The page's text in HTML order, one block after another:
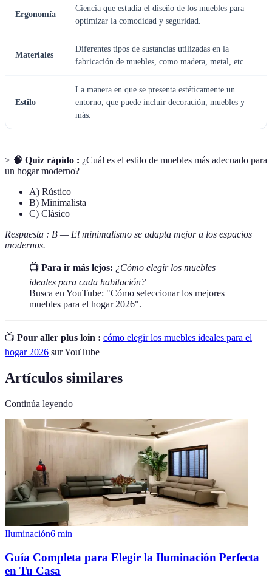
Ergonomía
Ciencia que estudia el diseño de los muebles para
optimizar la comodidad y seguridad.
Materiales
Diferentes tipos de sustancias utilizadas en la
fabricación de muebles, como madera, metal, etc.
Estilo
La manera en que se presenta estéticamente un
entorno, que puede incluir decoración, muebles y
más.
> 🧠 Quiz rápido : ¿Cuál es el estilo de muebles más adecuado para
un hogar moderno?
A) Rústico
B) Minimalista
C) Clásico
Respuesta : B — El minimalismo se adapta mejor a los espacios
modernos.
📺 Para ir más lejos: ¿Cómo elegir los muebles
ideales para cada habitación?
Busca en YouTube: "Cómo seleccionar los mejores
muebles para el hogar 2026".
📺 Pour aller plus loin : cómo elegir los muebles ideales para el
hogar 2026 sur YouTube
Artículos similares
Continúa leyendo
Iluminación6 min
Guía Completa para Elegir la Iluminación Perfecta
en Tu Casa